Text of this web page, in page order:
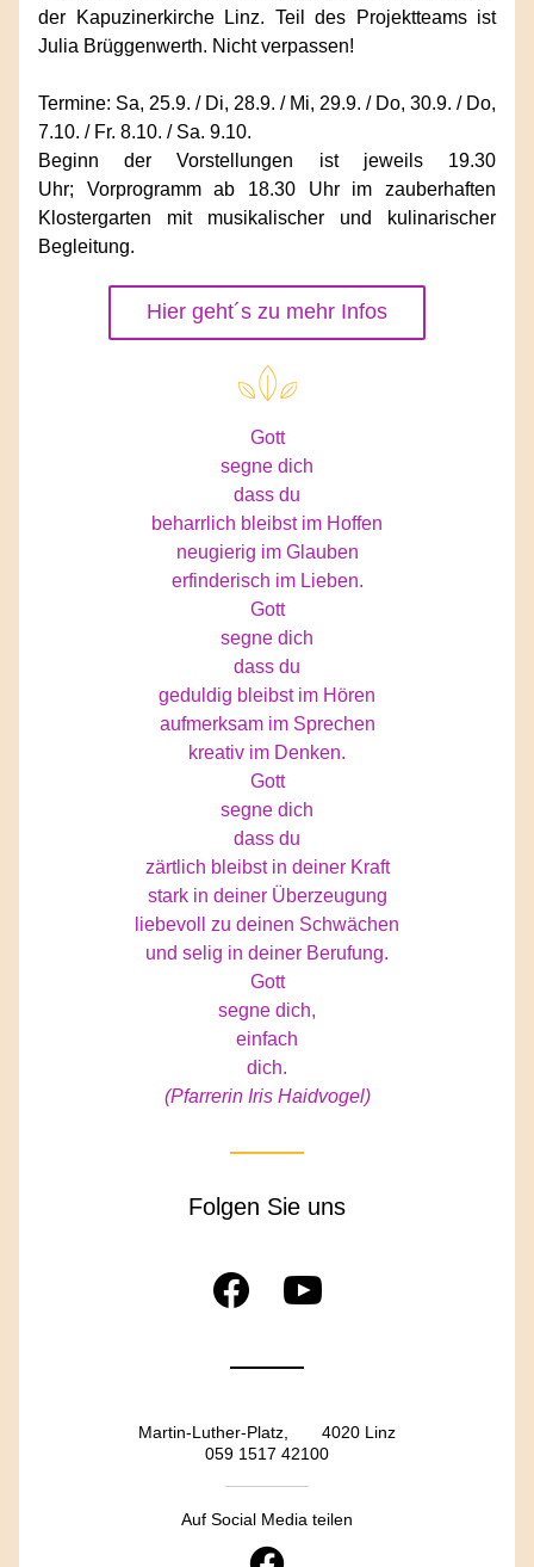
der Kapuzinerkirche Linz. Teil des Projektteams ist
Julia Brüggenwerth. Nicht verpassen!
Termine: Sa, 25.9. / Di, 28.9. / Mi, 29.9. / Do, 30.9. / Do,
7.10. / Fr. 8.10. / Sa. 9.10.
Beginn der Vorstellungen ist jeweils 19.30
Uhr; Vorprogramm ab 18.30 Uhr im zauberhaften
Klostergarten mit musikalischer und kulinarischer
Begleitung.
Hier geht´s zu mehr Infos
Gott
segne dich
dass du
beharrlich bleibst im Hoffen
neugierig im Glauben
erfinderisch im Lieben.
Gott
segne dich
dass du
geduldig bleibst im Hören
aufmerksam im Sprechen
kreativ im Denken.
Gott
segne dich
dass du
zärtlich bleibst in deiner Kraft
stark in deiner Überzeugung
liebevoll zu deinen Schwächen
und selig in deiner Berufung.
Gott
segne dich,
einfach
dich.
(Pfarrerin Iris Haidvogel)
Folgen Sie uns
Martin-Luther-Platz,       4020 Linz
059 1517 42100
Auf Social Media teilen